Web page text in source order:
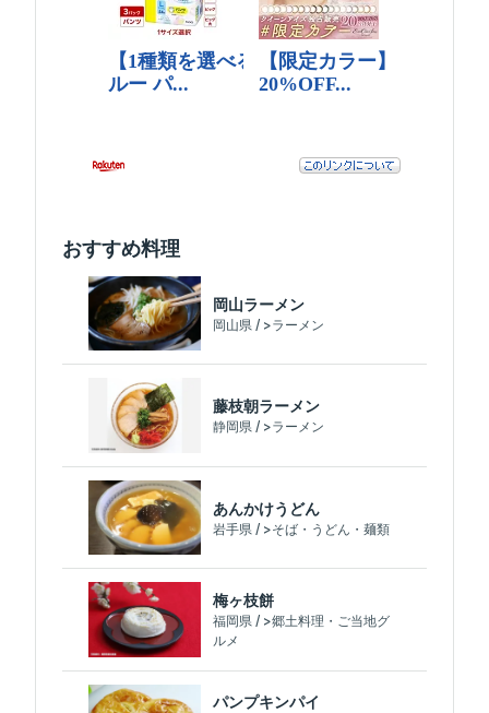
おすすめ料理
岡山ラーメン
岡山県 / >ラーメン
藤枝朝ラーメン
静岡県 / >ラーメン
あんかけうどん
岩手県 / >そば・うどん・麺類
梅ヶ枝餅
福岡県 / >郷土料理・ご当地グ
ルメ
パンプキンパイ